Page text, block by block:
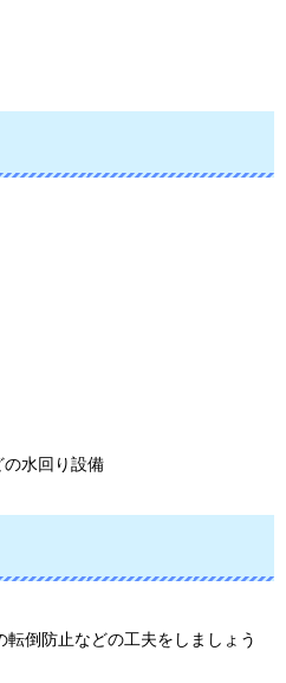
の水回り設備
倒防止などの工夫をしましょう